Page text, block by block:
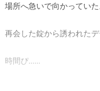
場所へ急いで向かっていた
再会した錠から誘われたデ
時間ぴ......